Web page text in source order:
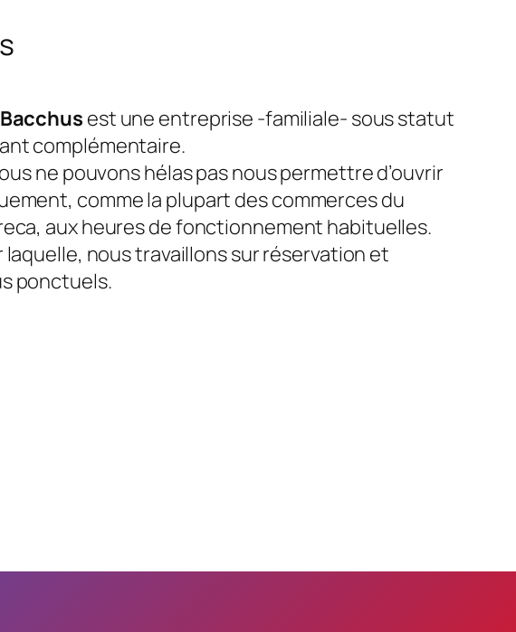
est une entreprise -familiale- sous statut
complémentaire.
ne pouvons hélas pas nous permettre d’ouvrir
comme la plupart des commerces du
aux heures de fonctionnement habituelles.
laquelle, nous travaillons sur réservation et
ponctuels.